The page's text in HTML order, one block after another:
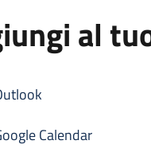
al
Calendar